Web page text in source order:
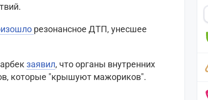
резонансное ДТП, унесшее
заявил, что органы внутренних
которые "крышуют мажориков".